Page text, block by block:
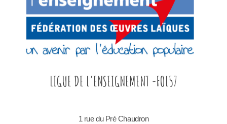
LIGUE DE L'ENSEIGNEMENT -FOL57
1 rue du Pré Chaudron